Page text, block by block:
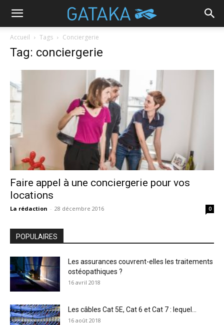
Accueil Tags Conciergerie
Tag: conciergerie
Faire appel à une conciergerie pour vos
locations
La rédaction - 28 décembre 2016 0
POPULAIRES
Les assurances couvrent-elles les traitements
ostéopathiques ?
16 avril 2018
Les câbles Cat 5E, Cat 6 et Cat 7 : lequel...
16 août 2018